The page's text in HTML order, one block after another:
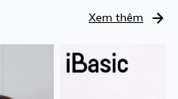
Xem thêm